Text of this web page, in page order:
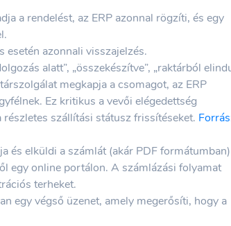
a rendelést, az ERP azonnal rögzíti, és egy
esetén azonnali visszajelzés.
alatt”, „összekészítve”, „raktárból
megkapja a csomagot, az ERP
Ez kritikus a vevői elégedettség
szállítási státusz frissítéseket.
és elküldi a számlát (akár PDF
egy online portálon. A számlázási folyamat
terheket.
egy végső üzenet, amely megerősíti, hogy a